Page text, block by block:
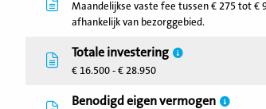
Maandelijkse vaste fee tussen € 275 tot €
afhankelijk van bezorggebied.
Totale investering
€ 16.500 - € 28.950
Benodigd eigen vermogen